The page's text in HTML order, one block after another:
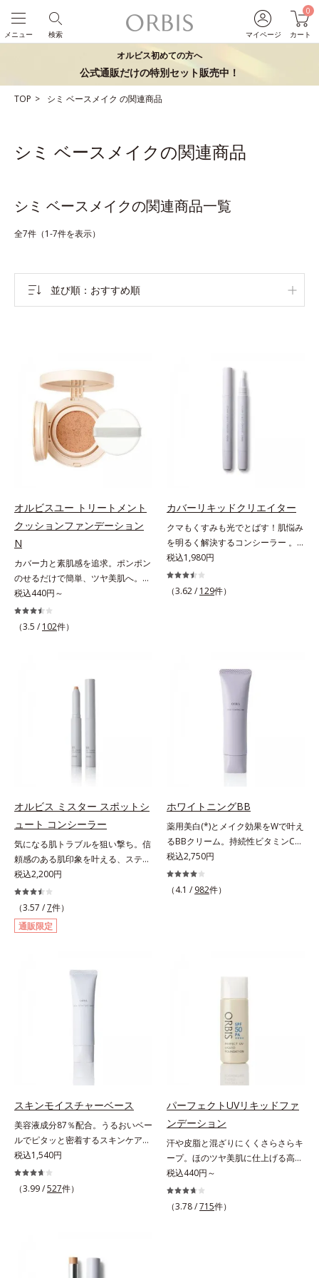
マイページ
0
カート
検索
メニュー
オルビス初めての方へ
公式通販だけの特別セット販売中！
TOP シミ ベースメイク の関連商品
シミ ベースメイクの関連商品
シミ ベースメイクの関連商品一覧
全7件（1-7件を表示）
並び順 おすすめ順
オルビスユー トリートメント
クッションファンデーション
N
カバー力と素肌感を追求。ポンポン
のせるだけで簡単、ツヤ美肌へ。カ
バー力と素肌感を両立する、簡単ツ
ヤ美肌クッションファンデーション
です。多方向へ光を拡散し、高いソ
ー(*)を配合。みずみずしく肌になじ
す。毛穴、シミ、くすみ、凹凸、色
素肌そのものが美しくなったよう
な、うるツヤ美肌を演出します。*
良くする仕上がり向上粉体
税込440円～
（3.5 / 102件）
カバーリキッドクリエイター
クマもくすみも光でとばす！肌悩み
を明るく解決するコンシーラー 。
クマやくすみ(*)、年齢肌の抱えるお
悩みを、光で飛ばしてカバーするコ
ンシーラーです。黄ぐすみをカバー
ラーでのびがよく、凹凸のある目元
や口元、シミやくすみの気になる頬
にもピタッと密着。薄づきなのにカ
アルロン酸を配合した肌にやさしい
処方で、うるおうハリ肌へと整えま
税込1,980円
（3.62 / 129件）
オルビス ミスター スポットシ
ュート コンシーラー
気になる肌トラブルを狙い撃ち。信
頼感のある肌印象を叶える、スティ
ックコンシーラー。自然な仕上がり
とカバー力を両立させた、スティッ
ク状のコンシーラーです。「6mm
口径スポットシューター設計」で、
まるでバスケのシュートを決めるよ
線を描くように気になる部分を塗り
つぶし、指でやさしくなじませるだ
けで肌トラブルを自然にぼかしてカ
さらにハイカバーな仕上がりに。テ
ることを忘れてしまうようなサラサ
ラの感触で、いつでも絶好調の肌を
叶えます(*)。* メイク効果による
【ご使用方法】2～3ｍｍくり出し、
カバーしたい部分に直接つけてくだ
さい。さらにカバー効果を出したい
ときは、重ねづけしてください。
税込2,200円
（3.57 /7件）
通販限定
ホワイトニングBB
薬用美白(*)とメイク効果をWで叶え
るBBクリーム。持続性ビタミンC誘
導体で美白しながらくすみのない軽
やか美肌を長時間キープ。メイクし
ながら日中美白(*)効果も発揮する、
美白効果を発揮。さらに肌のくすみ
す。これ1つで、美白美容液・日焼
け止め・化粧下地・ファンデ―ショ
ン・コンシーラー・パウダーを兼ね
る1本6役。時短メイクが叶います。
税込2,750円
（4.1 / 982件）
スキンモイスチャーベース
美容液成分87％配合。うるおいベー
ルでピタッと密着するスキンケア発
想のメイク下地。化粧ノリ＆もち
UP！ファンデーションの仕上がり
を格上げする、スキンケア発想の化
さらにヒアルロン酸、ローヤルゼリ
税込1,540円
（3.99 /527件）
パーフェクトUVリキッドファ
ンデーション
汗や皮脂と混ざりにくくさらさらキ
ープ。ほのツヤ美肌に仕上げる高
SPFファンデ。SPF50・PA++++で紫
外線を強力カットしながら、さらさ
ら美肌が10時間(*)続くリキッドフ
税込440円～
（3.78 /715件）